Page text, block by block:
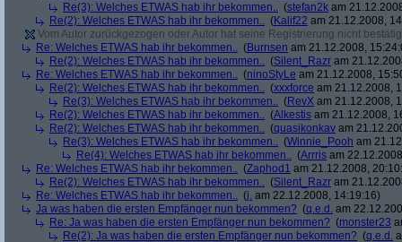
Re(3): Welches ETWAS hab ihr bekommen.. (stefan2k am
Re(2): Welches ETWAS hab ihr bekommen.. (Kalif22 am 21.12.2008,
Vom Autor zurückgezogen oder Autor hat seine Registrierung nicht
Re: Welches ETWAS hab ihr bekommen.. (Burnsen am 21.12.2008,
Re(2): Welches ETWAS hab ihr bekommen.. (Silent_Razr am
Re: Welches ETWAS hab ihr bekommen.. (ninoStyLe am 21.12.2008,
Re(2): Welches ETWAS hab ihr bekommen.. (xxxforce am 21.12.2008,
Re(3): Welches ETWAS hab ihr bekommen.. (RevX am 21.12.2008,
Re(2): Welches ETWAS hab ihr bekommen.. (Alkestis am 21.12.2008,
Re(2): Welches ETWAS hab ihr bekommen.. (quasikonkav am
Re(3): Welches ETWAS hab ihr bekommen.. (Winnie_Pooh am
Re(4): Welches ETWAS hab ihr bekommen.. (Arrris am
Re: Welches ETWAS hab ihr bekommen.. (Zaphod1 am 21.12.2008,
Re(2): Welches ETWAS hab ihr bekommen.. (Silent_Razr am
Re: Welches ETWAS hab ihr bekommen.. (j. am 22.12.2008, 14:19:16)
Ja was haben die ersten Empfänger nun bekommen? (q.e.d. am
Re: Ja was haben die ersten Empfänger nun bekommen? (monster23
Re(2): Ja was haben die ersten Empfänger nun bekommen? (q.e.d.